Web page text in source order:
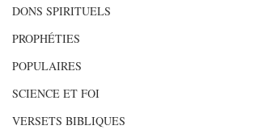
DONS SPIRITUELS
PROPHÉTIES
POPULAIRES
SCIENCE ET FOI
VERSETS BIBLIQUES